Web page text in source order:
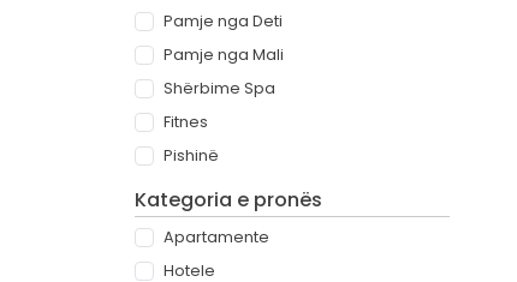
Pamje nga Deti
Pamje nga Mali
Shërbime Spa
Fitnes
Pishinë
Kategoria e pronës
Apartamente
Hotele